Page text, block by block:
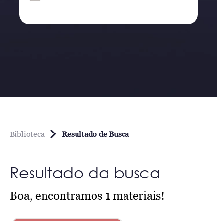
Biblioteca Resultado de Busca
Resultado da busca
Boa, encontramos 1materiais!